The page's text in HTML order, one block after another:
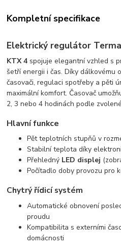
Kompletní specifikace
Elektrický regulátor
KTX 4 spojuje elegantní vzhled s
šetří energii i čas. Díky dálkovému
časovači, regulaci spotřeby a pěti
maximální komfort. Časovač
2, 3 nebo 4 hodinách podle
Hlavní funkce
Pět teplotních stupňů v
Stabilní teplota díky
Přehledný LED displej
Počítadlo doby provozu pro
Chytrý řídicí systém
Automatické obnovení
proudu
Kompatibilita s externími
domácnosti